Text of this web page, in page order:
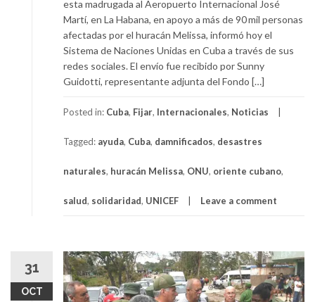
esta madrugada al Aeropuerto Internacional José
Martí, en La Habana, en apoyo a más de 90 mil personas
afectadas por el huracán Melissa, informó hoy el
Sistema de Naciones Unidas en Cuba a través de sus
redes sociales. El envío fue recibido por Sunny
Guidotti, representante adjunta del Fondo […]
Posted in: Cuba, Fijar, Internacionales, Noticias
Tagged: ayuda, Cuba, damnificados, desastres
naturales, huracán Melissa, ONU, oriente cubano,
salud, solidaridad, UNICEF Leave a comment
31
OCT